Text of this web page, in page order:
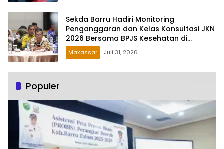
Sekda Barru Hadiri Monitoring
Penganggaran dan Kelas Konsultasi JKN
2026 Bersama BPJS Kesehatan di
Makassar
Makassar Juli 31, 2026
Populer